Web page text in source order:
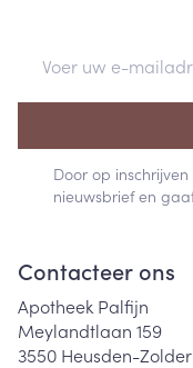
Door op
nieuwsbrief en
Contacteer ons
Apotheek Palfijn
Meylandtlaan 159
3550 Heusden-Zolder